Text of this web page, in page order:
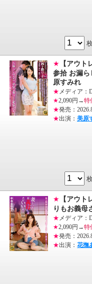
★ 【アウ
参拾 お漏ら
原すみれ
★ メディア：
★2,090円→特
★発売：
★出演： 美原
★ 【アウ
りもお義母
★ メディア：
★2,090円→特
★発売：
★出演： 花撫